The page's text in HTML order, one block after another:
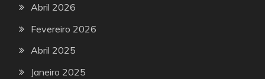
Abril 2026
Fevereiro 2026
Abril 2025
Janeiro 2025